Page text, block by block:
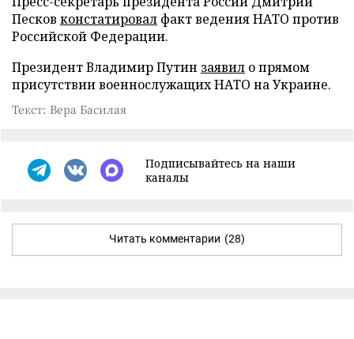
Песков констатировал факт ведения НАТО против
Российской Федерации.
Президент Владимир Путин заявил о прямом
присутствии военнослужащих НАТО на Украине.
Текст: Вера Басилая
Подписывайтесь на наши
каналы
Читать комментарии (28)